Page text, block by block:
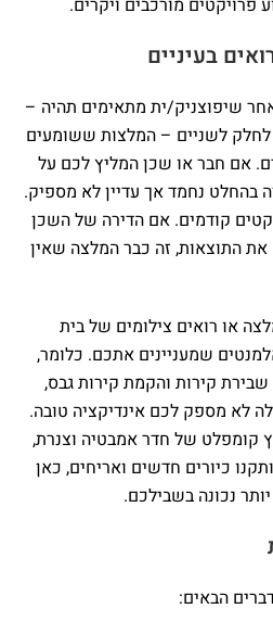
פרויקטים מורכבים ויקרים.
בעיניים
שיפוצניק/ית מתאימים תהיה –
לשניים – המלצות ששומעים
אם חבר או שכן המליץ לכם על
בהחלט נחמד אך עדיין לא מספיק.
קודמים. אם הדירה של השכן
את התוצאות, זה כבר המלצה שאין
או רואים צילומים של בית
שמעניינים אתכם. כלומר,
קירות והקמת קירות גבס,
לא מספק לכם אינדיקציה טובה.
קומפלט של חדר אמבטיה וצנרת,
כיורים חדשים ואריחים, כאן
נכונה בשבילכם.
הבאים: